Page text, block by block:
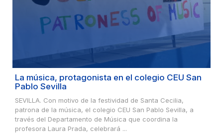
La música, protagonista en el colegio CEU San
Pablo Sevilla
SEVILLA. Con motivo de la festividad de Santa Cecilia,
patrona de la música, el colegio CEU San Pablo Sevilla, a
través del Departamento de Música que coordina la
profesora Laura Prada, celebrará ...